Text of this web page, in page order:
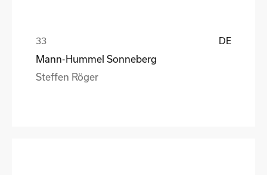
DE
Mann-Hummel Sonneberg
Steffen Röger